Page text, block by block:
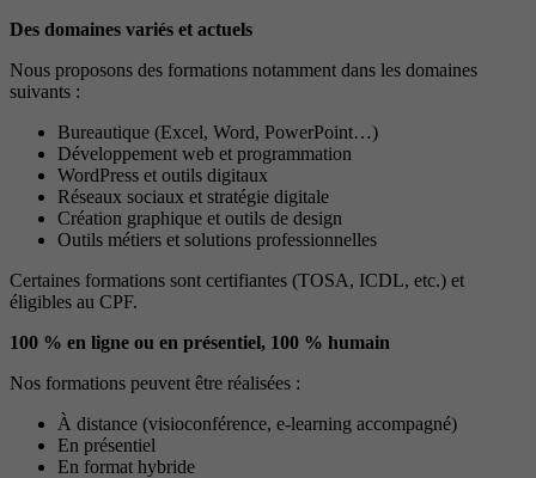
Des domaines variés et actuels
Nous proposons des formations notamment dans les domaines
suivants :
Bureautique (Excel, Word, PowerPoint…)
Développement web et programmation
WordPress et outils digitaux
Réseaux sociaux et stratégie digitale
Création graphique et outils de design
Outils métiers et solutions professionnelles
Certaines formations sont certifiantes (TOSA, ICDL, etc.) et
éligibles au CPF.
100 % en ligne ou en présentiel, 100 % humain
Nos formations peuvent être réalisées :
À distance (visioconférence, e-learning accompagné)
En présentiel
En format hybride